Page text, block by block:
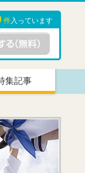
件入っています
集記事